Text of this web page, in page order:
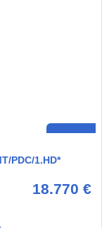
PDC/1.HD*
18.770 €